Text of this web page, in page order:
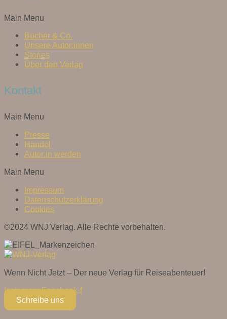
Main Menu
Bücher & Co.
Unsere Autor:innen
Stories
Über den Verlag
Kontakt
Main Menu
Presse
Handel
Autor:in werden
Main Menu
Impressum
Datenschutzerklärung
Cookies
©2024 WNJ Verlag. Alle Rechte vorbehalten.
Wenn Nicht Jetzt – Der neue Verlag für Reiseabenteuer!
Instagram Facebook-f
Schreibe uns